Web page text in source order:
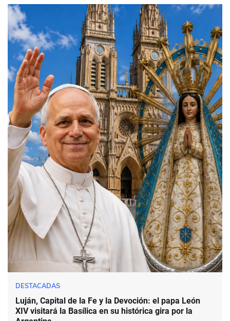
DESTACADAS
Luján, Capital de la Fe y la Devoción: el papa León
XIV visitará la Basílica en su histórica gira por la